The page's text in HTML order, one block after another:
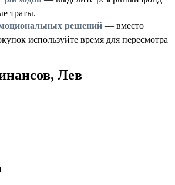
траты.
решений — вместо
используйте время для пересмотра
Лев